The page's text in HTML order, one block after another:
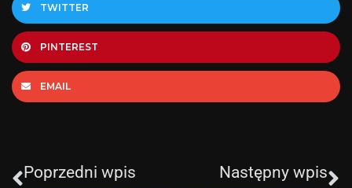
TWITTER
PINTEREST
EMAIL
Poprzedni wpis Następny wpis